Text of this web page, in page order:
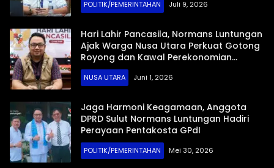
POLITIK/PEMERINTAHAN Juli 9, 2026
Hari Lahir Pancasila, Normans Luntungan
Ajak Warga Nusa Utara Perkuat Gotong
Royong dan Kawal Perekonomian
Daerah
NUSA UTARA Juni 1, 2026
Jaga Harmoni Keagamaan, Anggota
DPRD Sulut Normans Luntungan Hadiri
Perayaan Pentakosta GPdI
POLITIK/PEMERINTAHAN Mei 30, 2026